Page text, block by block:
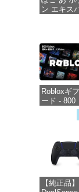
ン エキス
ションパ
ラインコ
価格：
Robloxギ
ード - 800
Robux 【
ーチャル
ームコー
ロブロック
オンライン
ド版
【純正品】